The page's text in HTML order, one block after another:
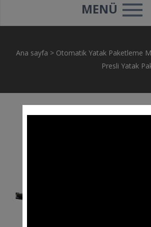
MENÜ
Ana sayfa > Otomatik Yatak Paketleme
Presli Yatak